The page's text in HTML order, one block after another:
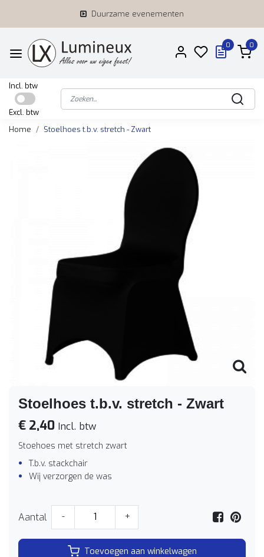
Duurzame evenementen
0 0
Incl. btw
Excl. btw
Home
Stoelhoes t.b.v. stretch - Zwart
Stoelhoes t.b.v. stretch - Zwart
€ 2,40 Incl. btw
Stoehoes met stretch zwart
T.b.v. stackchair
Wij verzorgen de was
Aantal - +
Toevoegen aan winkelwagen